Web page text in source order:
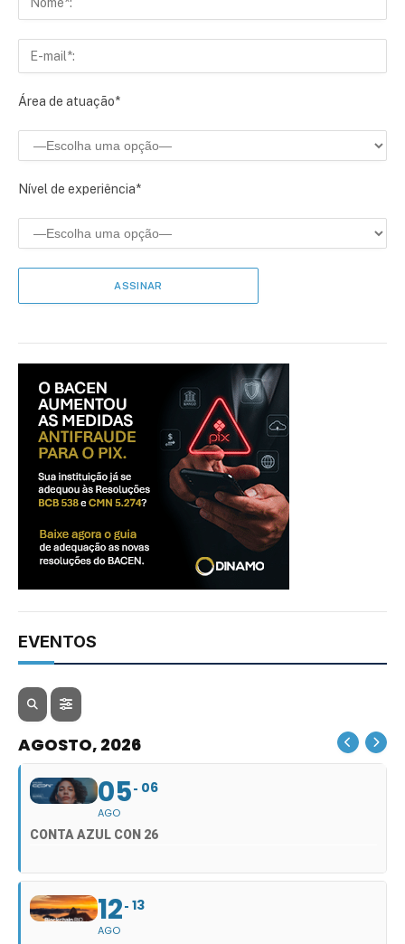
Área de atuação*
Nível de experiência*
EVENTOS
AGOSTO, 2026
05
AGO
06
CONTA AZUL CON 26
12
AGO
13